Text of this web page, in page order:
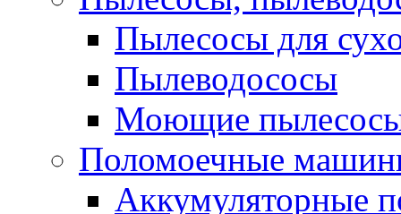
Пылесосы для
Пылеводососы
Моющие пылесосы
Поломоечные
Аккумуляторные